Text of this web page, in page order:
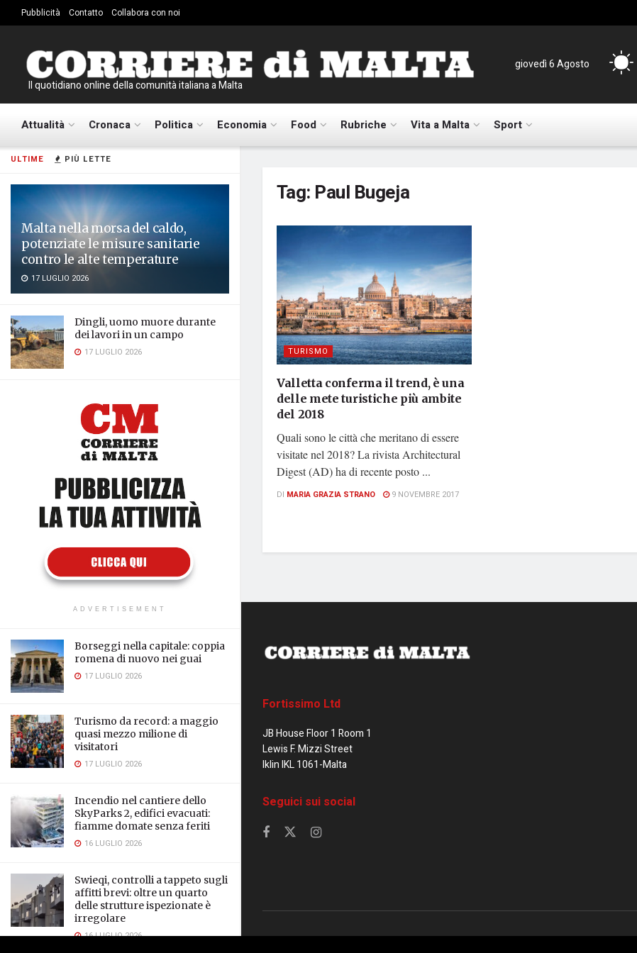
ULTIME PIÙ LETTE
Malta nella morsa del caldo,
potenziate le misure sanitarie
contro le alte temperature
17 LUGLIO 2026
Dingli, uomo muore durante
dei lavori in un campo
17 LUGLIO 2026
ADVERTISEMENT
Borseggi nella capitale: coppia
romena di nuovo nei guai
17 LUGLIO 2026
Turismo da record: a maggio
quasi mezzo milione di
visitatori
17 LUGLIO 2026
Incendio nel cantiere dello
SkyParks 2, edifici evacuati:
fiamme domate senza feriti
16 LUGLIO 2026
Swieqi, controlli a tappeto sugli
affitti brevi: oltre un quarto
delle strutture ispezionate è
irregolare
16 LUGLIO 2026
Pubblicità Contatto Collabora con noi
Il quotidiano online della comunità italiana a Malta
giovedì 6 Agosto
Attualità Cronaca Politica Economia Food Rubriche Vita a Malta Sport
Tag: Paul Bugeja
TURISMO
Valletta conferma il trend, è una
delle mete turistiche più ambite
del 2018
Quali sono le città che meritano di essere
visitate nel 2018? La rivista Architectural
Digest (AD) ha di recente posto ...
DI MARIA GRAZIA STRANO 9 NOVEMBRE 2017
Fortissimo Ltd
JB House Floor 1 Room 1
Lewis F. Mizzi Street
Iklin IKL 1061-Malta
Seguici sui social